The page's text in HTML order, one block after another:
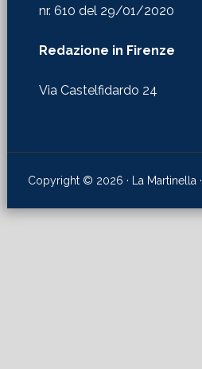
nr. 610 del 29/01/2020
Redazione in Firenze
Via Castelfidardo 24
Copyright © 2026 · La Martinella ·